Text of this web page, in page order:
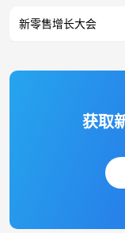
新零售增长大会
获取